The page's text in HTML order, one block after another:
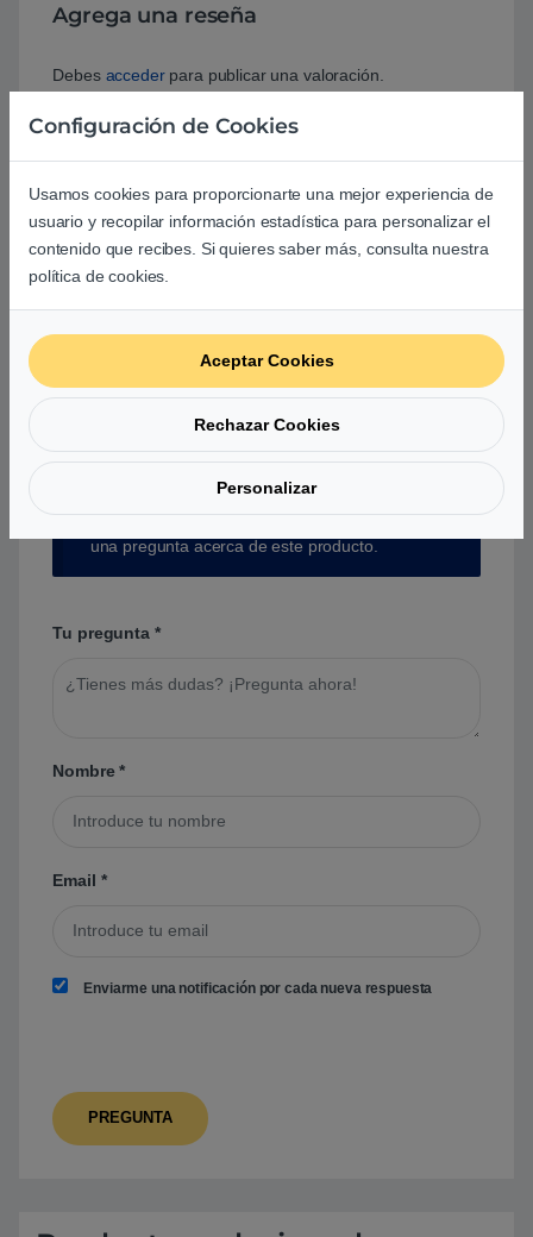
Agrega una reseña
Debes accederpara publicar una valoración.
Aún no hay reseñas.
Preguntas y respuestas de los
usuarios sobre este producto
No hay preguntas aún. Sé el primero en hacer
una pregunta acerca de este producto.
Tu pregunta *
Nombre*
Email *
Enviarme una notificación por cada nueva respuesta
Configuración de Cookies
Usamos cookies para proporcionarte una mejor experiencia de
usuario y recopilar información estadística para personalizar el
contenido que recibes. Si quieres saber más, consulta nuestra
política de cookies.
Aceptar Cookies
Rechazar Cookies
Personalizar